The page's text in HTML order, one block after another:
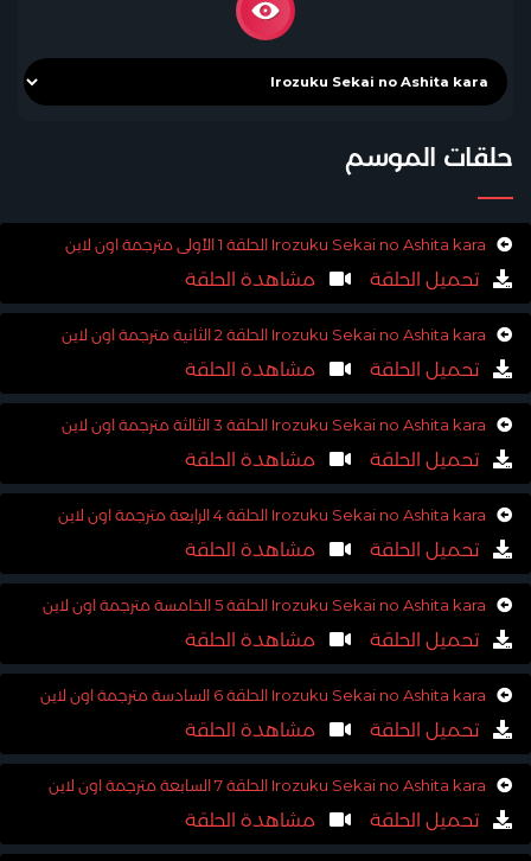
حلقات الموسم
Irozuku Sekai no Ashita kara الحلقة 1 الأولى مترجمة اون لاين
تحميل الحلقة مشاهدة الحلقة
Irozuku Sekai no Ashita kara الحلقة 2 الثانية مترجمة اون لاين
تحميل الحلقة مشاهدة الحلقة
Irozuku Sekai no Ashita kara الحلقة 3 الثالثة مترجمة اون لاين
تحميل الحلقة مشاهدة الحلقة
Irozuku Sekai no Ashita kara الحلقة 4 الرابعة مترجمة اون لاين
تحميل الحلقة مشاهدة الحلقة
Irozuku Sekai no Ashita kara الحلقة 5 الخامسة مترجمة اون لاين
تحميل الحلقة مشاهدة الحلقة
Irozuku Sekai no Ashita kara الحلقة 6 السادسة مترجمة اون لاين
تحميل الحلقة مشاهدة الحلقة
Irozuku Sekai no Ashita kara الحلقة 7 السابعة مترجمة اون لاين
تحميل الحلقة مشاهدة الحلقة